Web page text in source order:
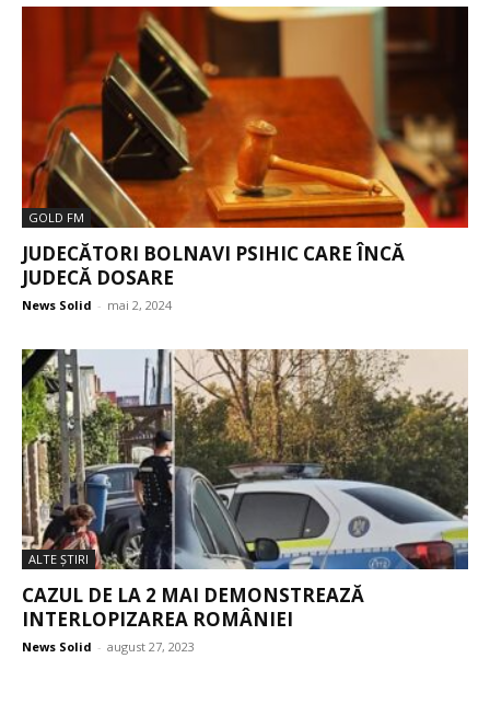
GOLD FM
JUDECĂTORI BOLNAVI PSIHIC CARE ÎNCĂ
JUDECĂ DOSARE
News Solid - mai 2, 2024
ALTE ŞTIRI
CAZUL DE LA 2 MAI DEMONSTREAZĂ
INTERLOPIZAREA ROMÂNIEI
News Solid - august 27, 2023